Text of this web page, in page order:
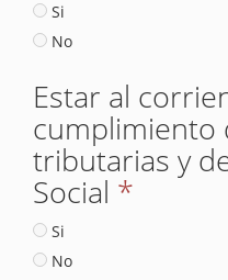
Si
No
Estar al
cumplimiento
tributarias y
Social *
Si
No